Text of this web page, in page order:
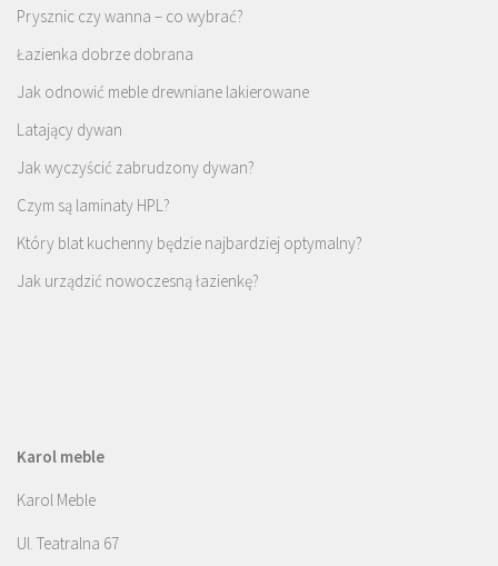
Prysznic czy wanna – co wybrać?
Łazienka dobrze dobrana
Jak odnowić meble drewniane lakierowane
Latający dywan
Jak wyczyścić zabrudzony dywan?
Czym są laminaty HPL?
Który blat kuchenny będzie najbardziej optymalny?
Jak urządzić nowoczesną łazienkę?
Karol meble
Karol Meble
Ul. Teatralna 67